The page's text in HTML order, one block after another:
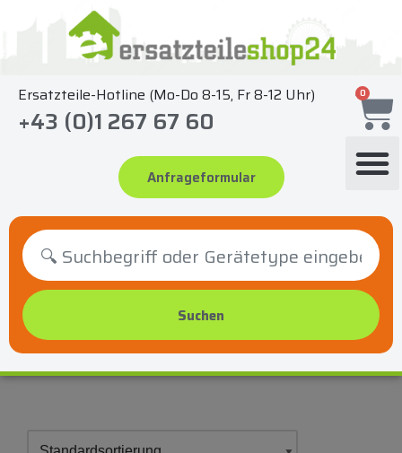
springen
Ersatzteile-Hotline (Mo-Do 8-15, Fr 8-12 Uhr)
+43 (0)1 267 67 60
Anfrageformular
0